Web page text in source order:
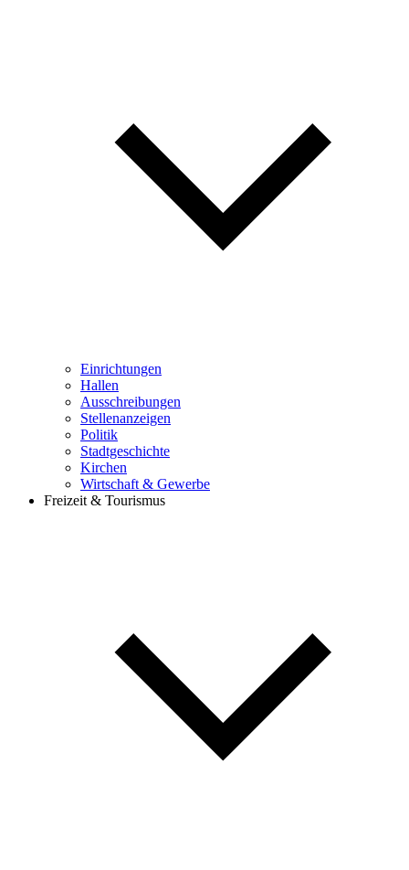
Einrichtungen
Hallen
Ausschreibungen
Stellenanzeigen
Politik
Stadtgeschichte
Kirchen
Wirtschaft & Gewerbe
Freizeit & Tourismus